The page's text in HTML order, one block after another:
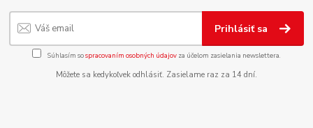
Prihlásiť sa
Súhlasím sospracovaním osobných údajov za účelom zasielania newslettera.
Môžete sa kedykoľvek odhlásiť. Zasielame raz za 14 dní.